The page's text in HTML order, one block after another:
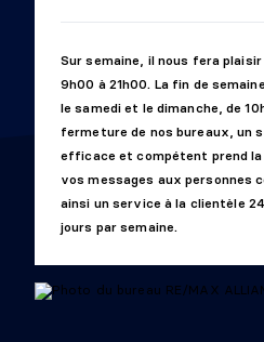
Sur semaine, il nous fera
9h00 à 21h00. La fin de
le samedi et le dimanche, de
fermeture de nos bureaux, un
efficace et compétent prend
vos messages aux personnes
ainsi un service à la clientèle
jours par semaine.